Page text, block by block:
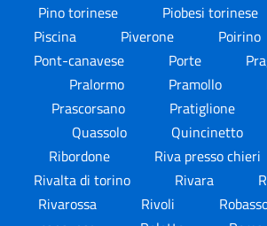
Pino torinese
Piobesi torinese
Piscina
Piverone Poirino
Pont-canavese
Porte
Pralormo
Pramollo
Prascorsano
Pratiglione
Quassolo
Quincinetto
Ribordone
Riva presso chieri
Rivalta di torino
Rivara
Rivarossa
Rivoli